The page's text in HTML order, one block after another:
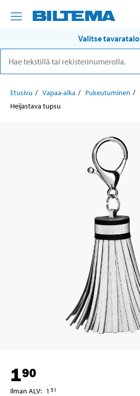
Valitse tavaratalo
Etusivu Vapaa-aika Pukeutuminen
Heijastava tupsu
190
Ilman ALV: 1 51